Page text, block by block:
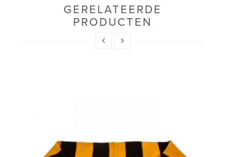
GERELATEERDE
PRODUCTEN